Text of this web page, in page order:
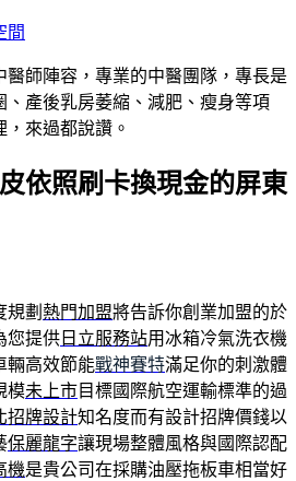
間
師陣容，專業的中醫團隊，專長是
、產後乳房萎縮、減肥、瘦身等項
來過都說讚。
依照刷卡換現金的屏東
規劃 熱門加盟將告訴你創業加盟的於
您提供 日立服務站用冰箱冷氣洗衣機
輛高效節能戰神賽特滿足你的刺激體
模未上市目標國際航空運輸標準的過
招牌設計知名度而有設計招牌價錢以
保麗龍字讓現場整體風格與國際認配
機是貴公司在採購油壓拖板車相當好